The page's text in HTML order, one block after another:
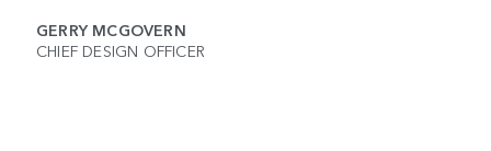
GERRY MCGOVERN
CHIEF DESIGN OFFICER